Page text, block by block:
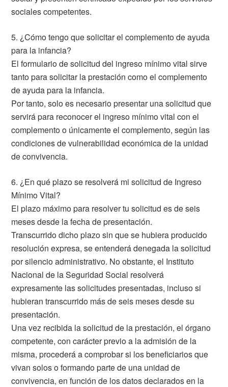
sociales competentes.
5. ¿Cómo tengo que solicitar el complemento de ayuda
para la infancia?
El formulario de solicitud del ingreso mínimo vital sirve
tanto para solicitar la prestación como el complemento
de ayuda para la infancia.
Por tanto, solo es necesario presentar una solicitud que
servirá para reconocer el ingreso mínimo vital con el
complemento o únicamente el complemento, según las
condiciones de vulnerabilidad económica de la unidad
de convivencia.
6. ¿En qué plazo se resolverá mi solicitud de Ingreso
Mínimo Vital?
El plazo máximo para resolver tu solicitud es de seis
meses desde la fecha de presentación.
Transcurrido dicho plazo sin que se hubiera producido
resolución expresa, se entenderá denegada la solicitud
por silencio administrativo. No obstante, el Instituto
Nacional de la Seguridad Social resolverá
expresamente las solicitudes presentadas, incluso si
hubieran transcurrido más de seis meses desde su
presentación.
Una vez recibida la solicitud de la prestación, el órgano
competente, con carácter previo a la admisión de la
misma, procederá a comprobar si los beneficiarios que
vivan solos o formando parte de una unidad de
convivencia, en función de los datos declarados en la